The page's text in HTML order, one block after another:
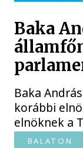
Baka
Baka
korábbi
elnöknek a
BALATON